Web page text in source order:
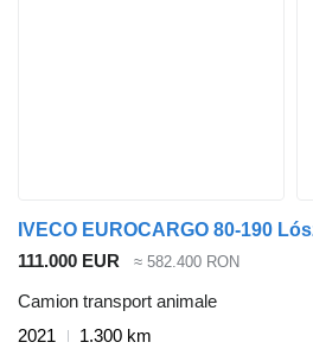
IVECO EUROCARGO 80-190
111.000 EUR
≈ 582.400 RON
Camion transport animale
2021
1.300 km